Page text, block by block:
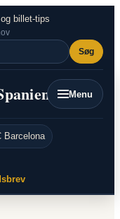
billet-tips
Søg
Menu
Barcelona